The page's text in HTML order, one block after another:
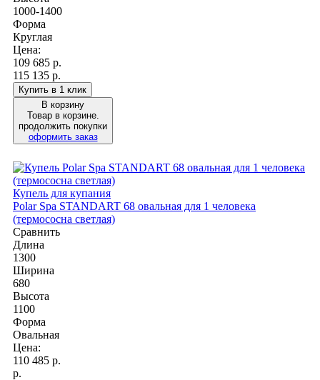
1000-1400
Форма
Круглая
Цена:
109 685 р.
115 135 р.
Купить в 1 клик
В корзину
Товар в корзине.
продолжить покупки
оформить заказ
Купель для купания
Polar Spa STANDART 68 овальная для 1 человека
(термососна светлая)
Сравнить
Длина
1300
Ширина
680
Высота
1100
Форма
Овальная
Цена:
110 485 р.
р.